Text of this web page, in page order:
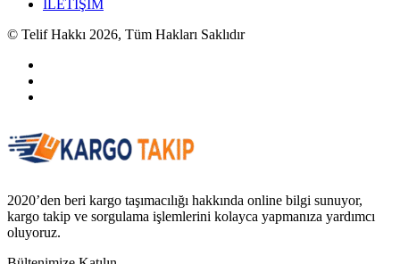
İLETİŞİM
© Telif Hakkı 2026, Tüm Hakları Saklıdır
2020’den beri kargo taşımacılığı hakkında online bilgi sunuyor,
kargo takip ve sorgulama işlemlerini kolayca yapmanıza yardımcı
oluyoruz.